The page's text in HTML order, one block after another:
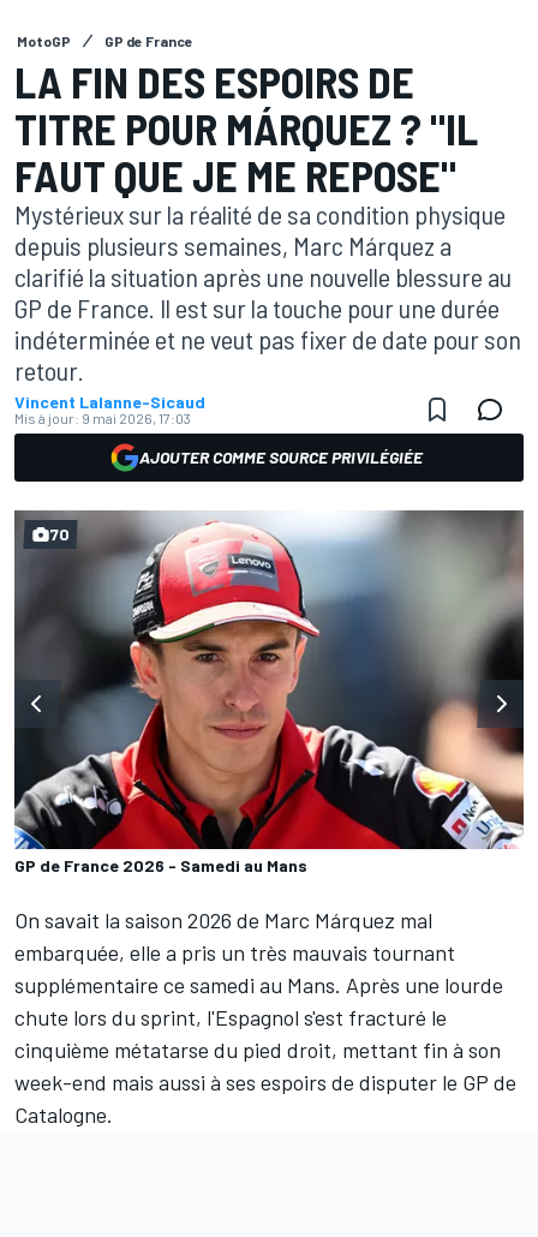
MotoGP GP de France
LA FIN DES ESPOIRS DE
TITRE POUR MÁRQUEZ ? "IL
FAUT QUE JE ME REPOSE"
Mystérieux sur la réalité de sa condition physique
depuis plusieurs semaines, Marc Márquez a
clarifié la situation après une nouvelle blessure au
GP de France. Il est sur la touche pour une durée
indéterminée et ne veut pas fixer de date pour son
retour.
Vincent Lalanne-Sicaud
Mis à jour: 9 mai 2026, 17:03
AJOUTER COMME SOURCE PRIVILÉGIÉE
GP de France 2026 - Samedi au Mans
70
On savait la saison 2026 de Marc Márquez mal
embarquée, elle a pris un très mauvais tournant
supplémentaire ce samedi au Mans. Après une lourde
chute lors du sprint, l'Espagnol s'est fracturé le
cinquième métatarse du pied droit, mettant fin à son
week-end mais aussi à ses espoirs de disputer le GP de
Catalogne.